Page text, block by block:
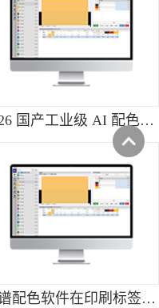
2026 国产工业级 AI 配色软件厂家盘点：高性价比国产替代正当时
彩谱配色软件在印刷标签配色的应用